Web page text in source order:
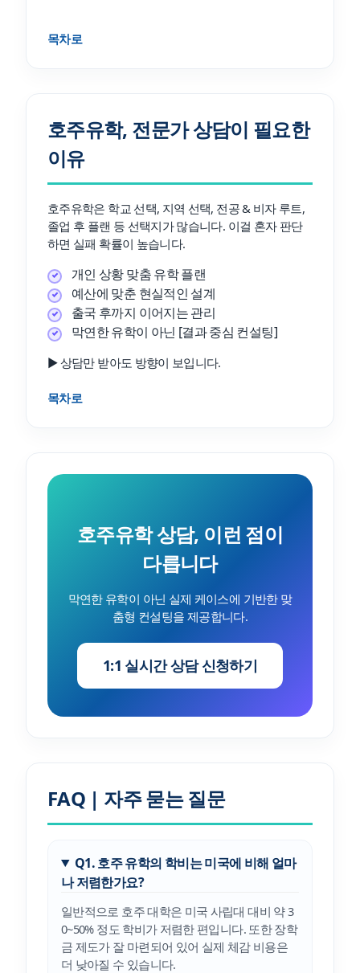
목차로
호주유학, 전문가 상담이 필요한
이유
호주유학은 학교 선택, 지역 선택, 전공 & 비자 루트,
졸업 후 플랜 등 선택지가 많습니다. 이걸 혼자 판단
하면 실패 확률이 높습니다.
개인 상황 맞춤 유학 플랜
예산에 맞춘 현실적인 설계
출국 후까지 이어지는 관리
막연한 유학이 아닌 [결과 중심 컨설팅]
▶ 상담만 받아도 방향이 보입니다.
목차로
호주유학 상담, 이런 점이
다릅니다
막연한 유학이 아닌 실제 케이스에 기반한 맞
춤형 컨설팅을 제공합니다.
1:1 실시간 상담 신청하기
FAQ | 자주 묻는 질문
Q1. 호주 유학의 학비는 미국에 비해 얼마
나 저렴한가요?
일반적으로 호주 대학은 미국 사립대 대비 약 3
0~50% 정도 학비가 저렴한 편입니다. 또한 장학
금 제도가 잘 마련되어 있어 실제 체감 비용은
더 낮아질 수 있습니다.